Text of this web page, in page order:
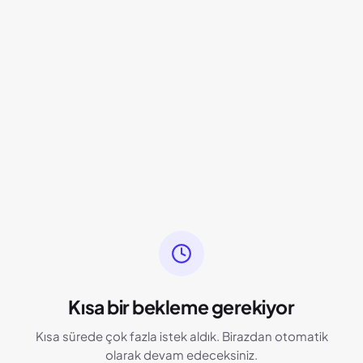
Kısa bir bekleme gerekiyor
Kısa sürede çok fazla istek aldık. Birazdan otomatik
olarak devam edeceksiniz.